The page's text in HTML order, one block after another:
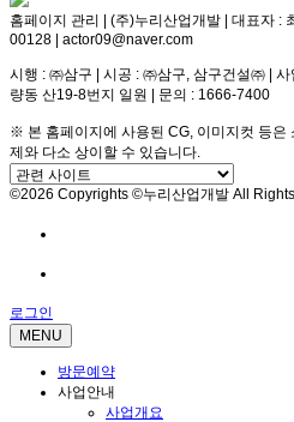
홈페이지 관리 | (주)누리산업개발 | 대표자 :
00128 | actor09@naver.com
시행 : ㈜삼구 | 시공 : ㈜삼구, 삼구건설㈜ |
량동 산19-8번지 일원 | 문의 : 1666-7400
※ 본 홈페이지에 사용된 CG, 이미지컷 등은
제와 다소 상이할 수 있습니다.
©2026 Copyrights ©누리산업개발 All
로그인
MENU
방문예약
사업안내
사업개요